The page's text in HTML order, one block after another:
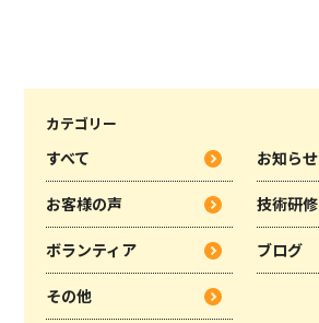
カテゴリー
すべて お知らせ
お客様の声 技術研修
ボランティア ブログ
その他